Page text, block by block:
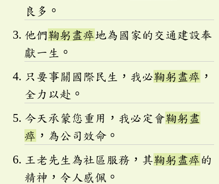
良多。
他們鞠躬盡瘁地為國家的交通建設奉
獻一生。
只要事關國際民生，我必鞠躬盡瘁 ，
全力以赴。
今天承蒙您重用，我必定會鞠躬盡
瘁 ，為公司效命。
王老先生為社區服務，其鞠躬盡瘁的
精神，令人感佩。